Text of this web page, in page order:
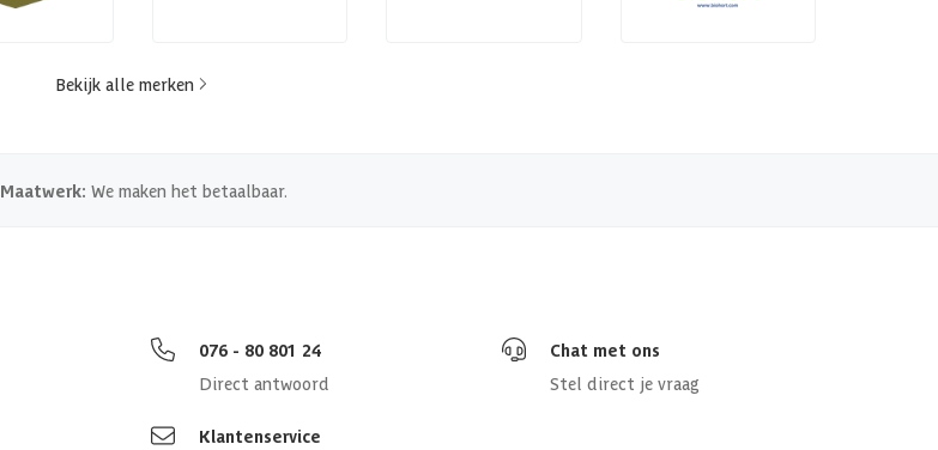
Bekijk alle merken
Maatwerk: We maken het betaalbaar.
076 - 80 801 24
Direct antwoord
Chat met ons
Stel direct je vraag
Klantenservice